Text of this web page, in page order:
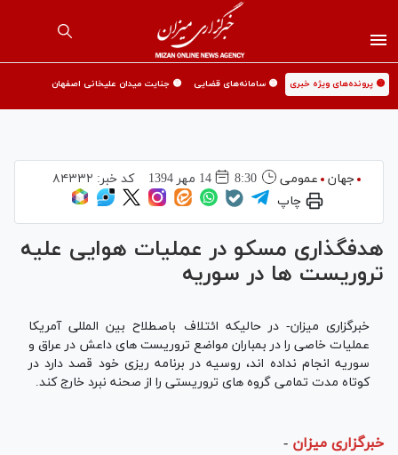
🟡 پرونده‌های ویژه خبری 🟡 سامانه‌های قضایی 🟡 جنایت میدان علیخانی اصفهان
جهان عمومی 8:30 14 مهر 1394 کد خبر: ۸۴۳۳۲
چاپ
هدفگذاری مسکو در عملیات هوایی علیه
تروریست ها در سوریه
خبرگزاری میزان- در حالیکه ائتلاف باصطلاح بین المللی آمریکا
عملیات خاصی را در بمباران مواضع تروریست های داعش در عراق و
سوریه انجام نداده اند، روسیه در برنامه ریزی خود قصد دارد در
کوتاه مدت تمامی گروه های تروریستی را از صحنه نبرد خارج کند.
خبرگزاری میزان -